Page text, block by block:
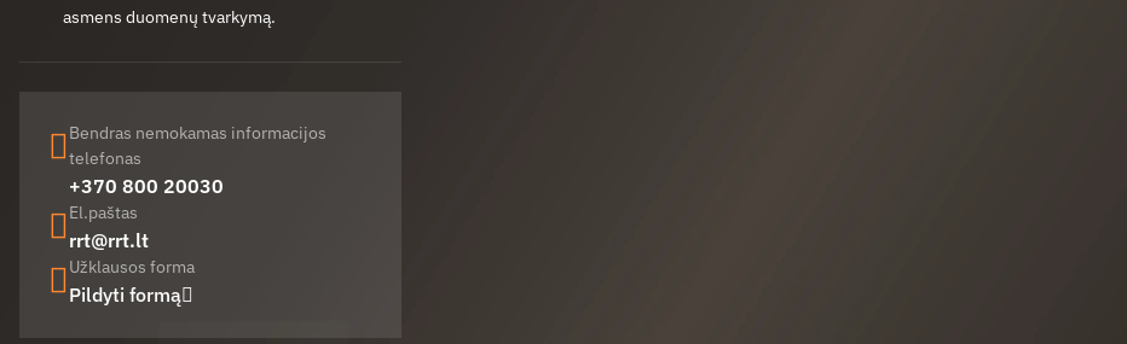
asmens duomenų tvarkymą.
Bendras nemokamas informacijos
telefonas
+370 800 20030
El.paštas
rrt@rrt.lt
Užklausos forma
Pildyti formą